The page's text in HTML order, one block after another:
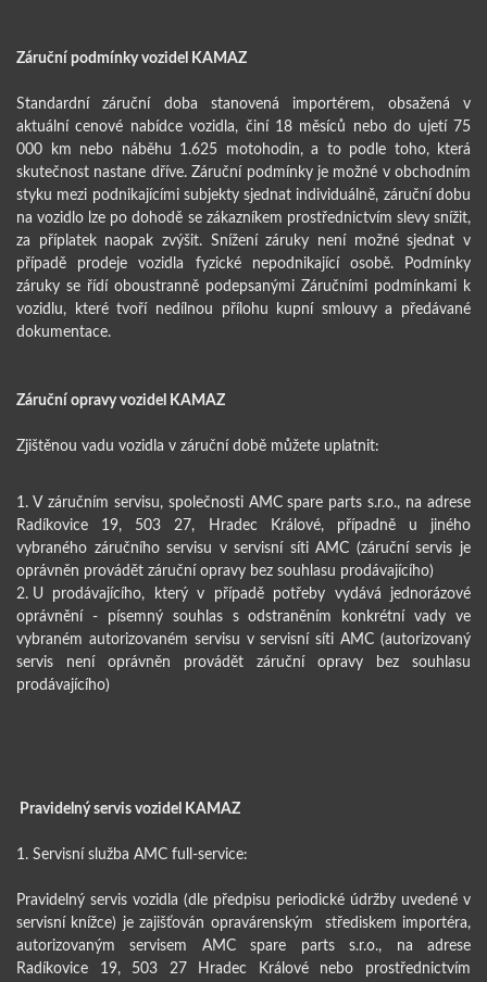
Záruční podmínky vozidel KAMAZ
Standardní záruční doba stanovená importérem, obsažená v
aktuální cenové nabídce vozidla, činí 18 měsíců nebo do ujetí 75
000 km nebo náběhu 1.625 motohodin, a to podle toho, která
skutečnost nastane dříve. Záruční podmínky je možné v obchodním
styku mezi podnikajícími subjekty sjednat individuálně, záruční dobu
na vozidlo lze po dohodě se zákazníkem prostřednictvím slevy snížit,
za příplatek naopak zvýšit. Snížení záruky není možné sjednat v
případě prodeje vozidla fyzické nepodnikající osobě. Podmínky
záruky se řídí oboustranně podepsanými Záručními podmínkami k
vozidlu, které tvoří nedílnou přílohu kupní smlouvy a předávané
dokumentace.
Záruční opravy vozidel KAMAZ
Zjištěnou vadu vozidla v záruční době můžete uplatnit:
V záručním servisu, společnosti AMC spare parts s.r.o., na adrese
Radíkovice 19, 503 27, Hradec Králové, případně u jiného
vybraného záručního servisu v servisní síti AMC (záruční servis je
oprávněn provádět záruční opravy bez souhlasu prodávajícího)
U prodávajícího, který v případě potřeby vydává jednorázové
oprávnění - písemný souhlas s odstraněním konkrétní vady ve
vybraném autorizovaném servisu v servisní síti AMC (autorizovaný
servis není oprávněn provádět záruční opravy bez souhlasu
prodávajícího)
Pravidelný servis vozidel KAMAZ
1. Servisní služba AMC full-service:
Pravidelný servis vozidla (dle předpisu periodické údržby uvedené v
servisní knížce) je zajišťován opravárenským střediskem importéra,
autorizovaným servisem AMC spare parts s.r.o., na adrese
Radíkovice 19, 503 27 Hradec Králové nebo prostřednictvím